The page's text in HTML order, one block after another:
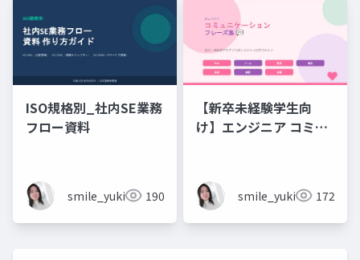
ISO規格別_社内SE業務
フロー資料
smile_yukiko_it190
【新卒未経験学生向
け】エンジニア コミュ
のコミュニケーション
フレーズ集smile_yukiko_it172